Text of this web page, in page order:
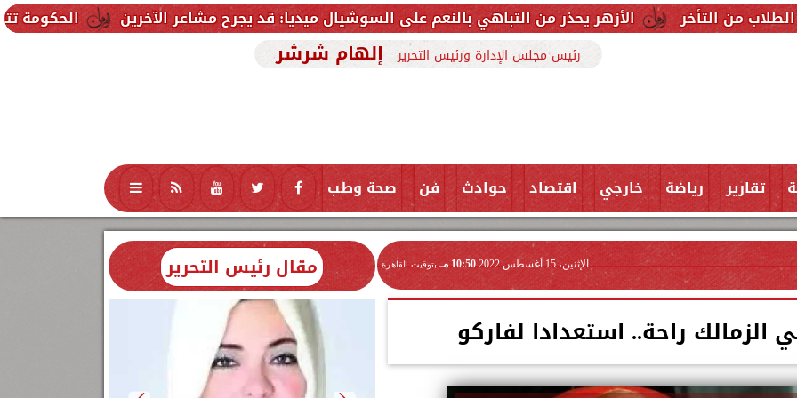
الحكومة تتلقى 229 ألف شكوى وطلب واستفسار خلال يوليو.. ومدبولي يوجه بسرعة الاستجابة للمواطنين الأزهر يحذر من التباهي بالنعم على السوشيال ميديا: قد يجرح مشاعر الآخرين
رئيس مجلس الإدارة ورئيس التحرير إلهام شرشر
تقارير رياضة خارجي اقتصاد حوادث فن صحة وطب تكنولوجيا منوعات محافظات
الإثنين، 15 أغسطس 2022 10:50 مـ بتوقيت القاهرة
الزمالك راحة.. استعدادا لفاركو
مقال رئيس التحرير